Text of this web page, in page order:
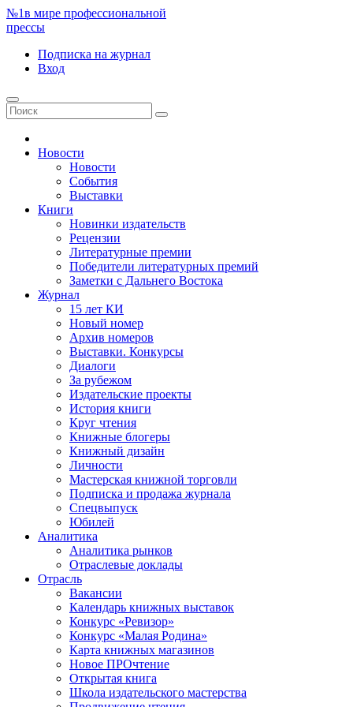
№1в мире профессиональной
прессы
Подписка на журнал
Вход
Новости
Новости
События
Выставки
Книги
Новинки издательств
Рецензии
Литературные премии
Победители литературных премий
Заметки с Дальнего Востока
Журнал
15 лет КИ
Новый номер
Архив номеров
Выставки. Конкурсы
Диалоги
За рубежом
Издательские проекты
История книги
Круг чтения
Книжные блогеры
Книжный дизайн
Личности
Мастерская книжной торговли
Подписка и продажа журнала
Спецвыпуск
Юбилей
Аналитика
Аналитика рынков
Отраслевые доклады
Отрасль
Вакансии
Календарь книжных выставок
Конкурс «Ревизор»
Конкурс «Малая Родина»
Карта книжных магазинов
Новое ПРОчтение
Открытая книга
Школа издательского мастерства